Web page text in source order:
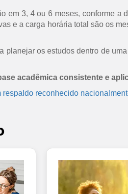
em 3, 4 ou 6 meses, conforme a
e a carga horária total são os
os estudos dentro de
acadêmica consistente e
reconhecido